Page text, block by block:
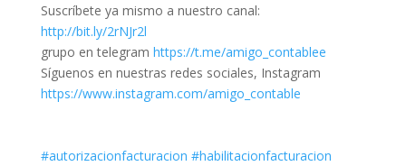
Suscríbete ya mismo a nuestro canal:
http://bit.ly/2rNJr2l
grupo en telegram https://t.me/amigo_contablee
Síguenos en nuestras redes sociales, Instagram
https://www.instagram.com/amigo_contable
#autorizacionfacturacion #habilitacionfacturacion